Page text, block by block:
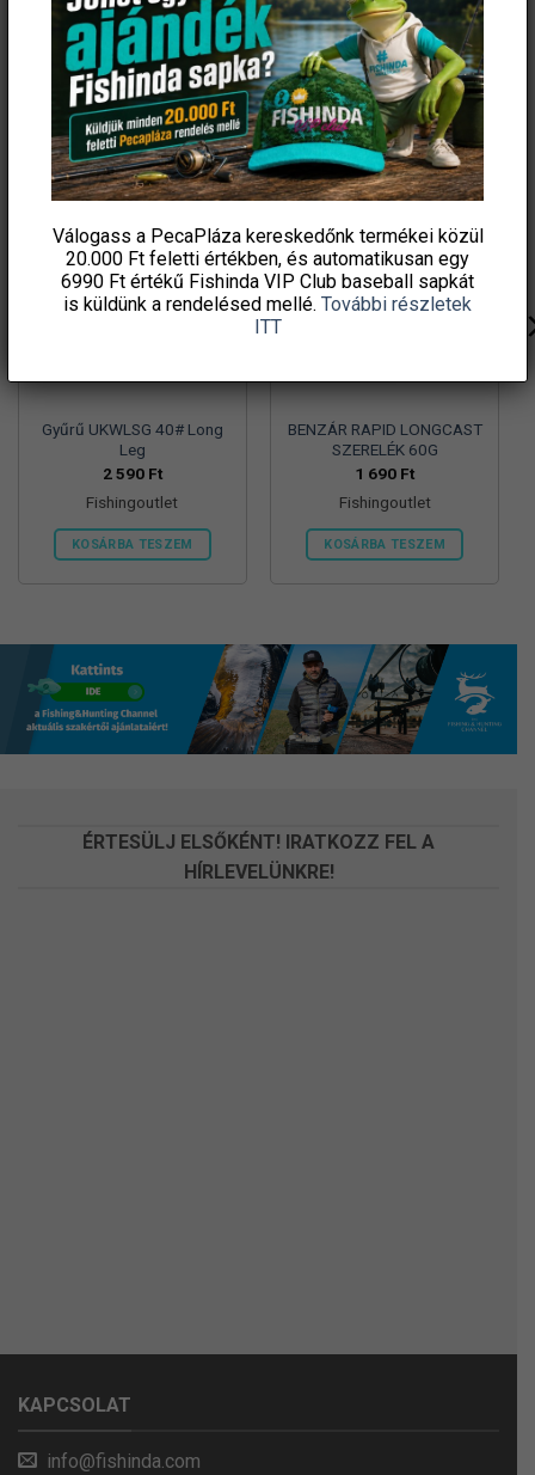
KAPCSOLÓDÓ TERMÉKEK
Gyűrű UKWLSG 40# Long
Leg
2 590 Ft
Fishingoutlet
KOSÁRBA TESZEM
BENZÁR RAPID LONGCAST
SZERELÉK 60G
1 690 Ft
Fishingoutlet
KOSÁRBA TESZEM
ÉRTESÜLJ ELSŐKÉNT! IRATKOZZ FEL A
HÍRLEVELÜNKRE!
KAPCSOLAT
info@fishinda.com
Válogass a PecaPláza kereskedőnk termékei közül
20.000 Ft feletti értékben, és automatikusan egy
6990 Ft értékű Fishinda VIP Club baseball sapkát
is küldünk a rendelésed mellé. További részletek
ITT